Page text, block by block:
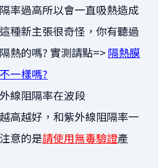
率過高所以會一直吸熱造成
種新主張很奇怪，你有聽過
熱的嗎? 實測請點=>隔熱膜
一樣嗎?
線阻隔率在波段
高越好，和紫外線阻隔率一
意的是請使用無毒驗證產